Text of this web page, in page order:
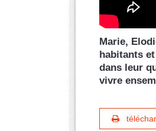
Marie,
habitants
dans leur
vivre